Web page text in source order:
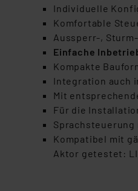
Individuelle
Komfortable
Aussperr-,
Einfache
Kompakte
Integration auch
Mit
Für die
Sprachsteuerung
Kompatibel mit
Aktor getestet: